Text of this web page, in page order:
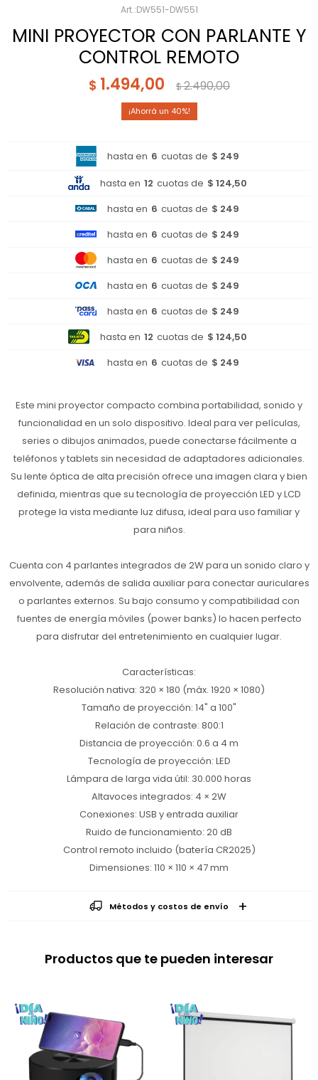
DW551-DW551
MINI PROYECTOR CON PARLANTE Y
CONTROL REMOTO
$ 1.494,00 $2.490,00
40
hasta en 6 cuotas de $ 249
hasta en 12 cuotas de $ 124,50
hasta en 6 cuotas de $ 249
hasta en 6 cuotas de $ 249
hasta en 6 cuotas de $ 249
hasta en 6 cuotas de $ 249
hasta en 6 cuotas de $ 249
hasta en 12 cuotas de $ 124,50
hasta en 6 cuotas de $ 249
Este mini proyector compacto combina portabilidad, sonido y
funcionalidad en un solo dispositivo. Ideal para ver películas,
series o dibujos animados, puede conectarse fácilmente a
teléfonos y tablets sin necesidad de adaptadores adicionales.
Su lente óptica de alta precisión ofrece una imagen clara y bien
definida, mientras que su tecnología de proyección LED y LCD
protege la vista mediante luz difusa, ideal para uso familiar y
para niños.
Cuenta con 4 parlantes integrados de 2W para un sonido claro y
envolvente, además de salida auxiliar para conectar auriculares
o parlantes externos. Su bajo consumo y compatibilidad con
fuentes de energía móviles (power banks) lo hacen perfecto
para disfrutar del entretenimiento en cualquier lugar.
Características:
Resolución nativa: 320 × 180 (máx. 1920 × 1080)
Tamaño de proyección: 14" a 100"
Relación de contraste: 800:1
Distancia de proyección: 0.6 a 4 m
Tecnología de proyección: LED
Lámpara de larga vida útil: 30.000 horas
Altavoces integrados: 4 × 2W
Conexiones: USB y entrada auxiliar
Ruido de funcionamiento: 20 dB
Control remoto incluido (batería CR2025)
Dimensiones: 110 × 110 × 47 mm
Métodos y costos de envío
Productos que te pueden interesar